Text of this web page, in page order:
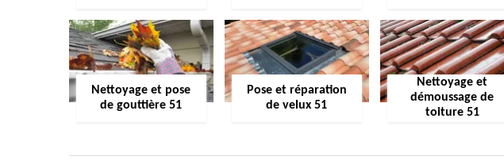
Nettoyage et pose
de gouttière 51
Pose et réparation
de velux 51
Nettoyage et
démoussage de
toiture 51